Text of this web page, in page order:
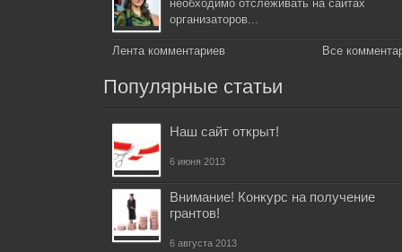
необходимо отслеживать на сайтах
организаторов...
Лента комментариев Все
Популярные статьи
Наш сайт открыт!
6 июня 2013
Внимание! Конкурс на получение
грантов!
6 августа 2013